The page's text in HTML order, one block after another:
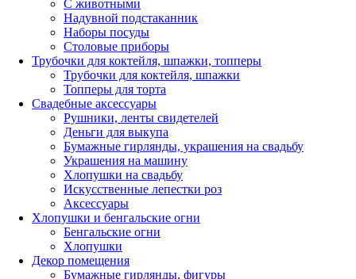
С животными
Надувной подстаканник
Наборы посуды
Столовые приборы
Трубочки для коктейля, шпажки, топперы
Трубочки для коктейля, шпажки
Топперы для торта
Свадебные аксессуары
Рушники, ленты свидетелей
Деньги для выкупа
Бумажные гирлянды, украшения на свадьбу
Украшения на машину
Хлопушки на свадьбу
Искусственные лепестки роз
Аксессуары
Хлопушки и бенгальские огни
Бенгальские огни
Хлопушки
Декор помещения
Бумажные гирлянды, фигуры